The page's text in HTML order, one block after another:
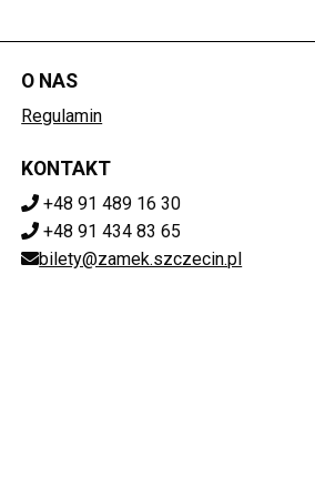
O NAS
Regulamin
KONTAKT
+48 91 489 16 30
+48 91 434 83 65
bilety@zamek.szczecin.pl